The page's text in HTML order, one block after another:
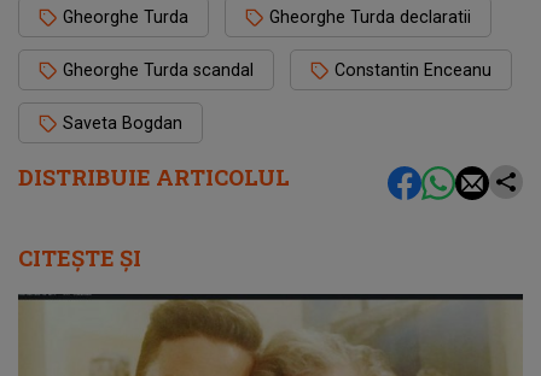
DISTRIBUIE ARTICOLUL
Gheorghe Turda Gheorghe Turda declaratii
Gheorghe Turda scandal Constantin Enceanu
Saveta Bogdan
CITEȘTE ȘI